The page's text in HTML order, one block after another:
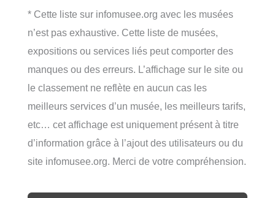
* Cette liste sur infomusee.org avec les musées
n’est pas exhaustive. Cette liste de musées,
expositions ou services liés peut comporter des
manques ou des erreurs. L’affichage sur le site ou
le classement ne reflète en aucun cas les
meilleurs services d’un musée, les meilleurs tarifs,
etc… cet affichage est uniquement présent à titre
d’information grâce à l’ajout des utilisateurs ou du
site infomusee.org. Merci de votre compréhension.